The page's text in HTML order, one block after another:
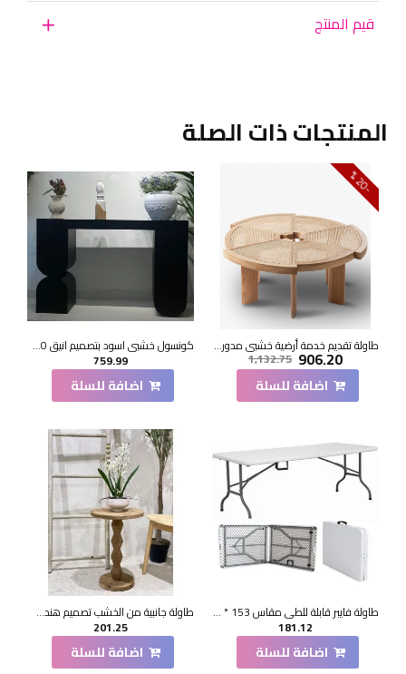
قيم المنتج
المنتجات ذات الصلة
-
2
0
%
طاولة تقديم خدمة أرضية خشبي مدور 120*120*33سم
906.20
1,132.75
اضافة للسلة
كونسول خشبي اسود بتصميم انيق 140×40×90سم
759.99
اضافة للسلة
طاولة فايبر قابلة للطي مقاس 153 * 70*73سم
181.12
اضافة للسلة
طاولة جانبية من الخشب تصميم هندسي ابداع مقاس51×36×36سم
201.25
اضافة للسلة